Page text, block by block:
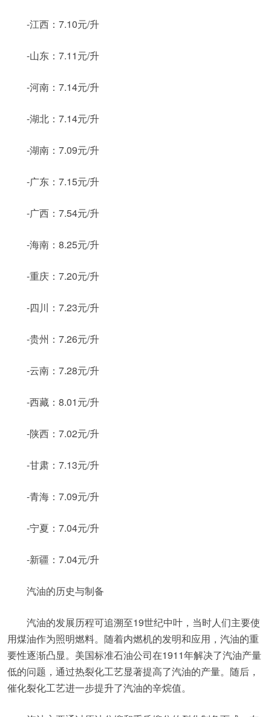
-江西：7.10元/升
-山东：7.11元/升
-河南：7.14元/升
-湖北：7.14元/升
-湖南：7.09元/升
-广东：7.15元/升
-广西：7.54元/升
-海南：8.25元/升
-重庆：7.20元/升
-四川：7.23元/升
-贵州：7.26元/升
-云南：7.28元/升
-西藏：8.01元/升
-陕西：7.02元/升
-甘肃：7.13元/升
-青海：7.09元/升
-宁夏：7.04元/升
-新疆：7.04元/升
汽油的历史与制备
汽油的发展历程可追溯至19世纪中叶，当时人们主要使
用煤油作为照明燃料。随着内燃机的发明和应用，汽油的重
要性逐渐凸显。美国标准石油公司在1911年解决了汽油产量
低的问题，通过热裂化工艺显著提高了汽油的产量。随后，
催化裂化工艺进一步提升了汽油的辛烷值。